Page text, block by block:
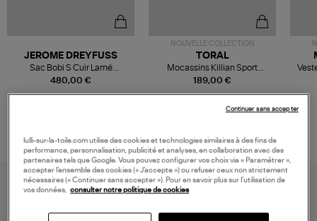
480,00 €
JEROME DREYFUSS
Sac Bobi S Cuir Lamé
Champagne
NOUVELLE COLLECTION
189,00 €
TORAL
Mocassins Killian Sport
Mousse
lulli-sur-la-toile.com utilise des cookies et technologies similaires à des fins de
performance, personnalisation, publicité et analyses, en collaboration avec des
partenaires tels que Google. Vous pouvez configurer vos choix via « Paramétrer »,
accepter l’ensemble des cookies (« J’accepte ») ou refuser ceux non strictement
nécessaires (« Continuer sans accepter »). Pour en savoir plus sur l’utilisation de
vos données,
consulter notre politique de cookies
Continuer sans accepter